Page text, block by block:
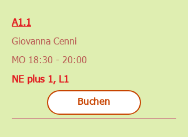
A1.1
Giovanna Cenni
MO 18:30 - 20:00
NE plus 1, L1
Buchen